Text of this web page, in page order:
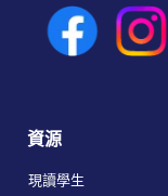
資源
現讀學生